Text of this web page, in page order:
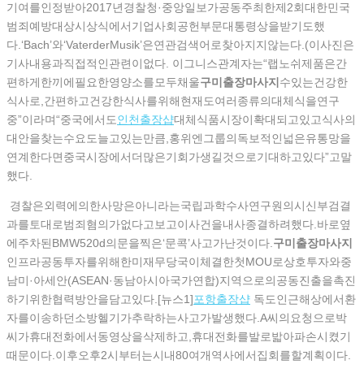
기여를인정받아2017년경찰청·중앙일보가공동주최한제2회대한민국
범죄예방대상시상식에서기업사회공헌부문대통령상을받기도했
다.‘Bach’와‘VaterderMusik’은연관검색어로찾아지지않는다.(이사진은
기사내용과직접적인관련이없다. 이그니스관계자는“랩노쉬제품은간
편하게한끼에필요한영양소를모두채울구미출장마사지 수있는건강한
식사로,간편하고건강한식사를위해현재도여러종류의대체식을연구
중”이라며“중국에서도인천출장샵대체식품시장이확대되고있고식사의
대안을찾는수요도늘고있는만큼,홍위엔그룹의독보적인넓은유통망을
연계한다면중국시장에서더많은기회가생길것으로기대하고있다”고말
했다.
경찰은외력에의한사망은아니라는국립과학수사연구원의시신부검결
과를토대로범죄혐의가없다고보고이사건을내사종결하려했다.바로옆
에주차된BMW520d의문을찍은‘문콕’사고가난것이다. 구미출장마사지
인프라공동투자를위해한미재무당국이체결한첫MOU로상호투자와중
남미·아세안(ASEAN·동남아시아국가연합)지역으로의공동진출을촉진
하기위한협력방안을담고있다.[뉴스1]포항 출장샵 독도인근해상에서환
자를이송하던소방헬기가추락하는사고가발생했다.A씨의요청으로박
씨가휴대전화에서동영상을삭제하고,휴대전화를발로밟아파손시켰기
때문이다.이후오후2시부터는시내80여개역사에서집회를할계획이다.